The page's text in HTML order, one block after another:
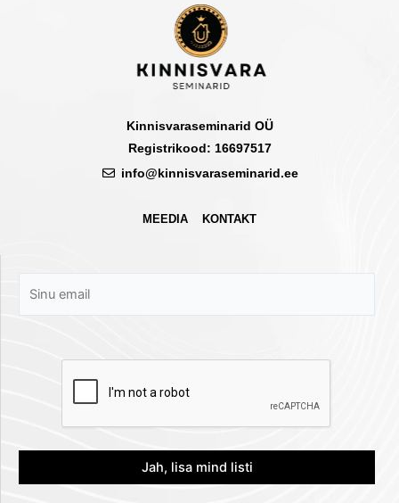
Kinnisvaraseminarid OÜ
Registrikood: 16697517
info@kinnisvaraseminarid.ee
MEEDIA KONTAKT